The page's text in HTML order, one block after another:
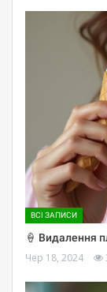
ВСІ ЗАПИСИ
🍦 Видалення
Чер 18, 2024